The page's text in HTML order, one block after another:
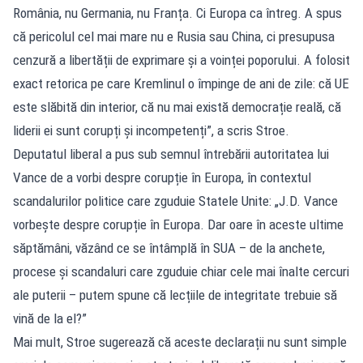
România, nu Germania, nu Franța. Ci Europa ca întreg. A spus
că pericolul cel mai mare nu e Rusia sau China, ci presupusa
cenzură a libertății de exprimare și a voinței poporului. A folosit
exact retorica pe care Kremlinul o împinge de ani de zile: că UE
este slăbită din interior, că nu mai există democrație reală, că
liderii ei sunt corupți și incompetenți”, a scris Stroe.
Deputatul liberal a pus sub semnul întrebării autoritatea lui
Vance de a vorbi despre corupție în Europa, în contextul
scandalurilor politice care zguduie Statele Unite: „J.D. Vance
vorbește despre corupție în Europa. Dar oare în aceste ultime
săptămâni, văzând ce se întâmplă în SUA – de la anchete,
procese și scandaluri care zguduie chiar cele mai înalte cercuri
ale puterii – putem spune că lecțiile de integritate trebuie să
vină de la el?”
Mai mult, Stroe sugerează că aceste declarații nu sunt simple